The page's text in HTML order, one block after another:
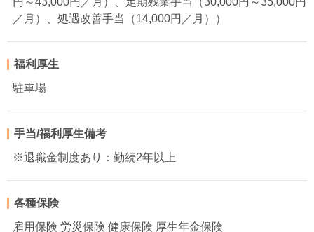
／月）、処遇改善手当（14,000円／月））
福利厚生
駐車場
手当/福利厚生備考
※退職金制度あり：勤続2年以上
各種保険
雇用保険 労災保険 健康保険 厚生年金保険